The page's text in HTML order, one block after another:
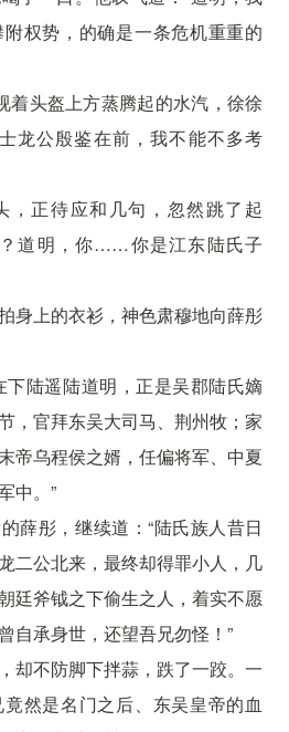
权势，的确是一条危机重重的
头盔上方蒸腾起的水汽，徐徐
龙公殷鉴在前，我不能不多考
，正待应和几句，忽然跳了起
道明，你……你是江东陆氏子
身上的衣衫，神色肃穆地向薛彤
下陆遥陆道明，正是吴郡陆氏嫡
，官拜东吴大司马、荆州牧；家
帝乌程侯之婿，任偏将军、中夏
中。”
薛彤，继续道：“陆氏族人昔日
二公北来，最终却得罪小人，几
廷斧钺之下偷生之人，着实不愿
自承身世，还望吾兄勿怪！”
却不防脚下拌蒜，跌了一跤。一
然是名门之后、东吴皇帝的血